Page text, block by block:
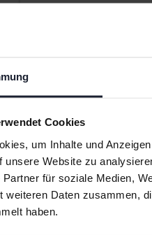
Cookies
um Inhalte und
unsere Website zu
für soziale Medien,
weiteren Daten zusammen,
haben.